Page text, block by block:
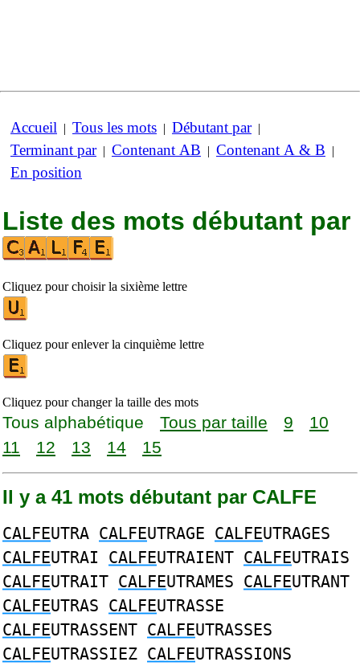
Accueil | Tous les mots | Débutant par|
Terminant par| Contenant AB | Contenant A & B |
En position
Liste des mots débutant par
Cliquez pour choisir la sixième lettre
Cliquez pour enlever la cinquième lettre
Cliquez pour changer la taille des mots
Tous alphabétique Tous par taille 9
10
11
12 13 14 15
Il y a 41 mots débutant par CALFE
CALFEUTRA CALFEUTRAGE CALFEUTRAGES
CALFEUTRAI CALFEUTRAIENT CALFEUTRAIS
CALFEUTRAIT CALFEUTRAMES CALFEUTRANT
CALFEUTRAS CALFEUTRASSE
CALFEUTRASSENT CALFEUTRASSES
CALFEUTRASSIEZ CALFEUTRASSIONS